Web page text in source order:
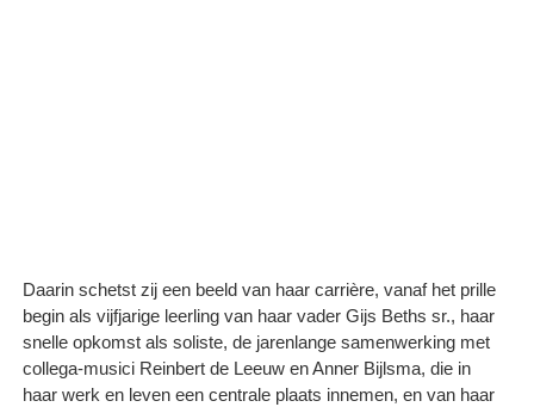
Daarin schetst zij een beeld van haar carrière, vanaf het prille
begin als vijfjarige leerling van haar vader Gijs Beths sr., haar
snelle opkomst als soliste, de jarenlange samenwerking met
collega-musici Reinbert de Leeuw en Anner Bijlsma, die in
haar werk en leven een centrale plaats innemen, en van haar